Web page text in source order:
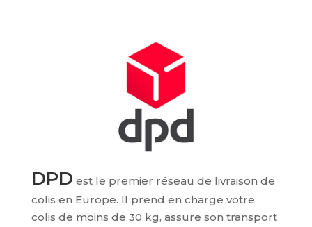
DPD est le premier réseau de livraison de
colis en Europe. Il prend en charge votre
colis de moins de 30 kg, assure son transport